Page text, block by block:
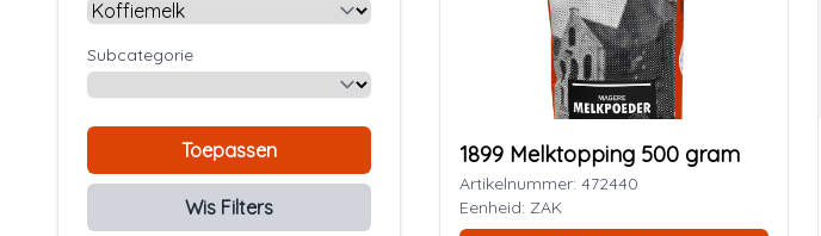
Subcategorie
Toepassen
Wis Filters
1899 Melktopping 500 gram
Artikelnummer: 472440
Eenheid: ZAK